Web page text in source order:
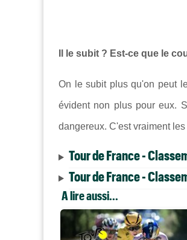
Il le subit ? Est-ce que le
On le subit plus qu'on peut
évident non plus pour eux.
dangereux. C'est vraiment
Tour de France -
Tour de France -
A lire aussi...